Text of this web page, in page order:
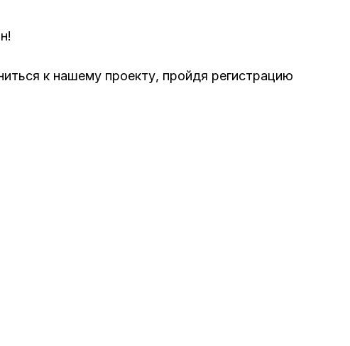
к нашему проекту, пройдя регистрацию